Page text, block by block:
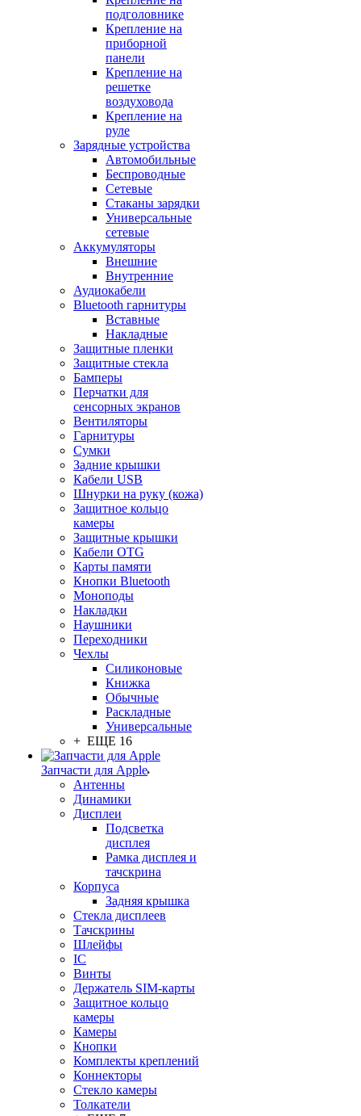
подголовнике
Крепление на
приборной
панели
Крепление на
решетке
воздуховода
Крепление на
руле
Зарядные устройства
Автомобильные
Беспроводные
Сетевые
Стаканы зарядки
Универсальные
сетевые
Аккумуляторы
Внешние
Внутренние
Аудиокабели
Bluetooth гарнитуры
Вставные
Накладные
Защитные пленки
Защитные стекла
Бамперы
Перчатки для
сенсорных экранов
Вентиляторы
Гарнитуры
Сумки
Задние крышки
Кабели USB
Шнурки на руку (кожа)
Защитное кольцо
камеры
Защитные крышки
Кабели OTG
Карты памяти
Кнопки Bluetooth
Моноподы
Накладки
Наушники
Переходники
Чехлы
Силиконовые
Книжка
Обычные
Раскладные
Универсальные
+ ЕЩЕ 16
Запчасти для Apple
Антенны
Динамики
Дисплеи
Подсветка
дисплея
Рамка дисплея и
тачскрина
Корпуса
Задняя крышка
Стекла дисплеев
Тачскрины
Шлейфы
IC
Винты
Держатель SIM-карты
Защитное кольцо
камеры
Камеры
Кнопки
Комплекты креплений
Коннекторы
Стекло камеры
Толкатели